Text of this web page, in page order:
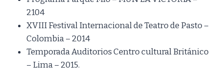
2104
XVIII Festival Internacional de Teatro de Pasto –
Colombia – 2014
Temporada Auditorios Centro cultural Británico
– Lima – 2015.